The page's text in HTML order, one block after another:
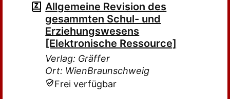
Allgemeine Revision des
gesammten Schul- und
Erziehungswesens
[Elektronische Ressource]
Verlag: Gräffer
Ort: WienBraunschweig
Frei verfügbar